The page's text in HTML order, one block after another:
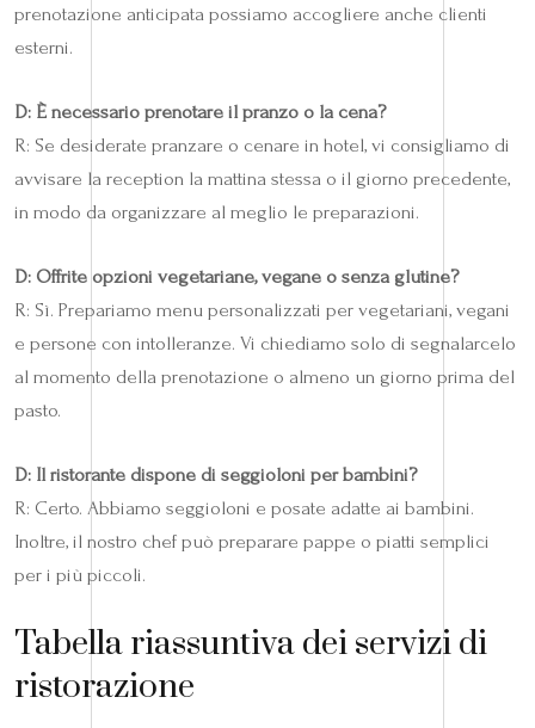
prenotazione anticipata possiamo accogliere anche clienti
esterni.
D: È necessario prenotare il pranzo o la cena?
R: Se desiderate pranzare o cenare in hotel, vi consigliamo di
avvisare la reception la mattina stessa o il giorno precedente,
in modo da organizzare al meglio le preparazioni.
D: Offrite opzioni vegetariane, vegane o senza glutine?
R: Sì. Prepariamo menu personalizzati per vegetariani, vegani
e persone con intolleranze. Vi chiediamo solo di segnalarcelo
al momento della prenotazione o almeno un giorno prima del
pasto.
D: Il ristorante dispone di seggioloni per bambini?
R: Certo. Abbiamo seggioloni e posate adatte ai bambini.
Inoltre, il nostro chef può preparare pappe o piatti semplici
per i più piccoli.
Tabella riassuntiva dei servizi di
ristorazione